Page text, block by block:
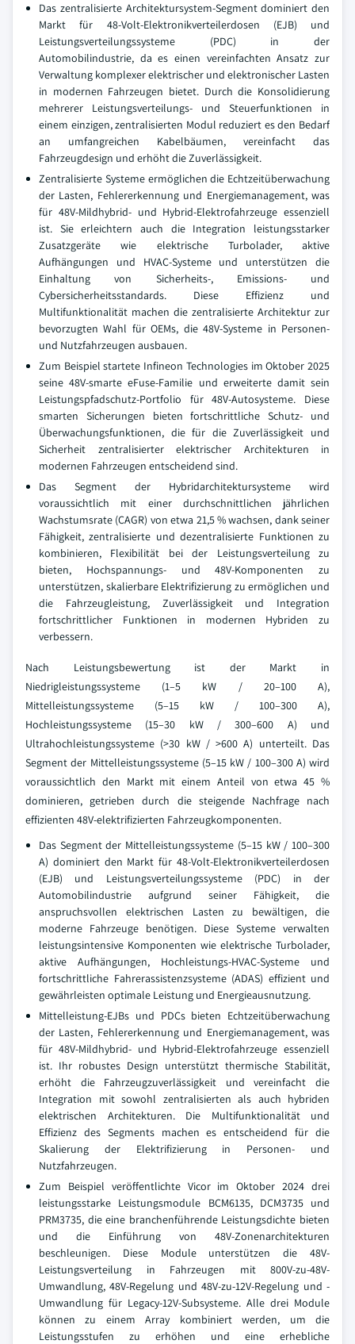
Das zentralisierte Architektursystem-Segment dominiert den
Markt für 48-Volt-Elektronikverteilerdosen (EJB) und
Leistungsverteilungssysteme (PDC) in der
Automobilindustrie, da es einen vereinfachten Ansatz zur
Verwaltung komplexer elektrischer und elektronischer Lasten
in modernen Fahrzeugen bietet. Durch die Konsolidierung
mehrerer Leistungsverteilungs- und Steuerfunktionen in
einem einzigen, zentralisierten Modul reduziert es den Bedarf
an umfangreichen Kabelbäumen, vereinfacht das
Fahrzeugdesign und erhöht die Zuverlässigkeit.
Zentralisierte Systeme ermöglichen die Echtzeitüberwachung
der Lasten, Fehlererkennung und Energiemanagement, was
für 48V-Mildhybrid- und Hybrid-Elektrofahrzeuge essenziell
ist. Sie erleichtern auch die Integration leistungsstarker
Zusatzgeräte wie elektrische Turbolader, aktive
Aufhängungen und HVAC-Systeme und unterstützen die
Einhaltung von Sicherheits-, Emissions- und
Cybersicherheitsstandards. Diese Effizienz und
Multifunktionalität machen die zentralisierte Architektur zur
bevorzugten Wahl für OEMs, die 48V-Systeme in Personen-
und Nutzfahrzeugen ausbauen.
Zum Beispiel startete Infineon Technologies im Oktober 2025
seine 48V-smarte eFuse-Familie und erweiterte damit sein
Leistungspfadschutz-Portfolio für 48V-Autosysteme. Diese
smarten Sicherungen bieten fortschrittliche Schutz- und
Überwachungsfunktionen, die für die Zuverlässigkeit und
Sicherheit zentralisierter elektrischer Architekturen in
modernen Fahrzeugen entscheidend sind.
Das Segment der Hybridarchitektursysteme wird
voraussichtlich mit einer durchschnittlichen jährlichen
Wachstumsrate (CAGR) von etwa 21,5 % wachsen, dank seiner
Fähigkeit, zentralisierte und dezentralisierte Funktionen zu
kombinieren, Flexibilität bei der Leistungsverteilung zu
bieten, Hochspannungs- und 48V-Komponenten zu
unterstützen, skalierbare Elektrifizierung zu ermöglichen und
die Fahrzeugleistung, Zuverlässigkeit und Integration
fortschrittlicher Funktionen in modernen Hybriden zu
verbessern.
Nach Leistungsbewertung ist der Markt in
Niedrigleistungssysteme (1–5 kW / 20–100 A),
Mittelleistungssysteme (5–15 kW / 100–300 A),
Hochleistungssysteme (15–30 kW / 300–600 A) und
Ultrahochleistungssysteme (>30 kW / >600 A) unterteilt. Das
Segment der Mittelleistungssysteme (5–15 kW / 100–300 A) wird
voraussichtlich den Markt mit einem Anteil von etwa 45 %
dominieren, getrieben durch die steigende Nachfrage nach
effizienten 48V-elektrifizierten Fahrzeugkomponenten.
Das Segment der Mittelleistungssysteme (5–15 kW / 100–300
A) dominiert den Markt für 48-Volt-Elektronikverteilerdosen
(EJB) und Leistungsverteilungssysteme (PDC) in der
Automobilindustrie aufgrund seiner Fähigkeit, die
anspruchsvollen elektrischen Lasten zu bewältigen, die
moderne Fahrzeuge benötigen. Diese Systeme verwalten
leistungsintensive Komponenten wie elektrische Turbolader,
aktive Aufhängungen, Hochleistungs-HVAC-Systeme und
fortschrittliche Fahrerassistenzsysteme (ADAS) effizient und
gewährleisten optimale Leistung und Energieausnutzung.
Mittelleistung-EJBs und PDCs bieten Echtzeitüberwachung
der Lasten, Fehlererkennung und Energiemanagement, was
für 48V-Mildhybrid- und Hybrid-Elektrofahrzeuge essenziell
ist. Ihr robustes Design unterstützt thermische Stabilität,
erhöht die Fahrzeugzuverlässigkeit und vereinfacht die
Integration mit sowohl zentralisierten als auch hybriden
elektrischen Architekturen. Die Multifunktionalität und
Effizienz des Segments machen es entscheidend für die
Skalierung der Elektrifizierung in Personen- und
Nutzfahrzeugen.
Zum Beispiel veröffentlichte Vicor im Oktober 2024 drei
leistungsstarke Leistungsmodule BCM6135, DCM3735 und
PRM3735, die eine branchenführende Leistungsdichte bieten
und die Einführung von 48V-Zonenarchitekturen
beschleunigen. Diese Module unterstützen die 48V-
Leistungsverteilung in Fahrzeugen mit 800V-zu-48V-
Umwandlung, 48V-Regelung und 48V-zu-12V-Regelung und -
Umwandlung für Legacy-12V-Subsysteme. Alle drei Module
können zu einem Array kombiniert werden, um die
Leistungsstufen zu erhöhen und eine erhebliche